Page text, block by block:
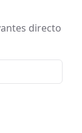
directo